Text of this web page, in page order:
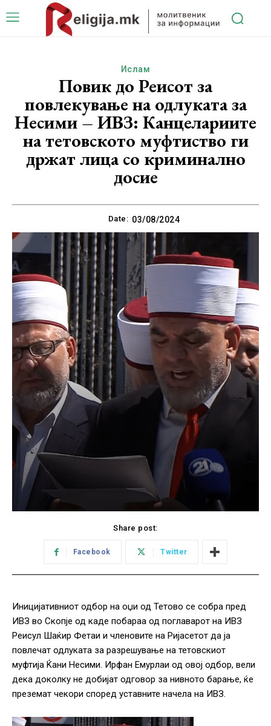
Ислам
Повик до Реисот за
повлекување на одлуката за
Несими – ИВЗ: Канцелариите
на тетовското муфтиство ги
држат лица со криминално
досие
Date: 03/08/2024
Share post:
Facebook Twitter
Иницијативниот одбор на оџи од Тетово се собра пред
ИВЗ во Скопје од каде побараа од поглаварот на ИВЗ
Реисул Шаќир Фетаи и членовите на Ријасетот да ја
повлечат одлуката за разрешување на тетовскиот
муфтија Ќани Несими. Ирфан Емурлаи од овој одбор, вели
дека доколку не добијат одговор за нивното барање, ќе
преземат чекори според уставните начела на ИВЗ.